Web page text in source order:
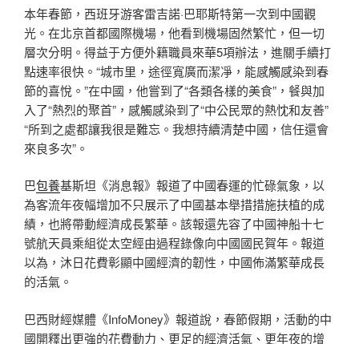
本年春節，西班牙游客雷吉諾·巴耶斯特第一次到中國觀
光。在北京首都國際機場，他看到機場固然繁忙，但一切
層次分明。得益于方便外籍職員來華5項辦法，進關手續打
點速率很快。“城市里，途徑寬廣而潔凈，能感觸感染到春
節的喜悅。”在中國，他嘗到了“各類各樣的美食”，餐與加
入了“熱烈的聚首”，感觸感染到了“中公民眾的熱忱和友善”
“所到之處都讓我很是難忘。我想持續清楚中國，信任還會
來良多次”。
巴包養基斯坦《消息報》報道了中國春運的忙碌氣象，以
為客流年夜幅增加不只展示了中國基本舉措措施扶植的成
績，也將帶動經濟成長繁華。該報還先容了中國神船十七
號航天員乘組從太空經由過程錄像向中國國民賀年。報道
以為，沐日花費彰顯中國經濟的韌性，中國佈滿繁華成長
的活氣。
巴西財經媒體《InfoMoney》報道說，春節假期，活動的中
國開釋出更強的花費動力、更足的經濟活氣、更年夜的增